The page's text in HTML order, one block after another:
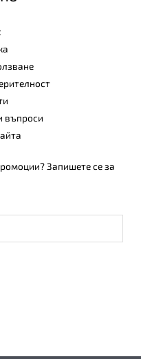
въпроси
Запишете се за